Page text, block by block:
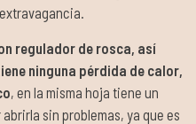
regulador de rosca, así
ninguna pérdida de calor,
, en la misma hoja tiene un
sin problemas, ya que es